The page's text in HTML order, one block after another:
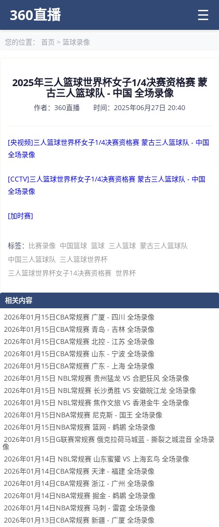
360直播 ☰
您的位置： 首页 > 篮球录像
2025年三人篮球世界杯女子1/4决赛资格赛 蒙
古三人篮球队 - 中国 全场录像
作者：360直播 时间：2025年06月27日 20:40
[央视频]三人篮球世界杯女子1/4决赛资格赛 蒙古三人篮球队 - 中国
全场录像
[CCTV]三人篮球世界杯女子1/4决赛资格赛 蒙古三人篮球队 - 中国
全场录像
[加时赛]
标签： 比赛录像 中国篮球 篮球 三人篮球 蒙古三人篮球队
中国三人篮球队 三人篮球世界杯
三人篮球世界杯女子14决赛资格赛 世界杯
相关内容
2026年01月15日CBA常规赛 广厦 - 四川 全场录像
2026年01月15日CBA常规赛 青岛 - 吉林 全场录像
2026年01月15日CBA常规赛 北控 - 江苏 全场录像
2026年01月15日CBA常规赛 山东 - 宁波 全场录像
2026年01月15日CBA常规赛 广东 - 上海 全场录像
2026年01月15日 NBL常规赛 贵州猛龙 VS 合肥狂风 全场录像
2026年01月15日 NBL常规赛 长沙勇胜 VS 安徽皖江龙 全场录像
2026年01月15日 NBL常规赛 焦作文旅 VS 香港金牛 全场录像
2026年01月15日NBA常规赛 尼克斯 - 国王 全场录像
2026年01月15日NBA常规赛 篮网 - 鹈鹕 全场录像
2026年01月15日G联赛常规赛 俄克拉荷马城蓝 - 撕裂之城混音 全场录
像
2026年01月14日 NBL常规赛 山东蜜獾 VS 上海玄鸟 全场录像
2026年01月14日CBA常规赛 天津 - 福建 全场录像
2026年01月14日CBA常规赛 浙江 - 广州 全场录像
2026年01月14日NBA常规赛 掘金 - 鹈鹕 全场录像
2026年01月14日NBA常规赛 马刺 - 雷霆 全场录像
2026年01月13日CBA常规赛 新疆 - 广厦 全场录像